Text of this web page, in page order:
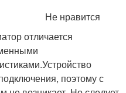
Не нравится
отличается
поэтому с